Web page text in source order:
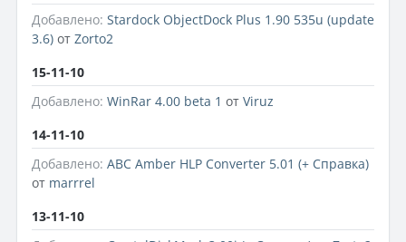
Добавлено: Stardock ObjectDock Plus 1.90 535u (update
3.6) от Zorto2
15-11-10
Добавлено: WinRar 4.00 beta 1 от Viruz
14-11-10
Добавлено: ABC Amber HLP Converter 5.01 (+ Справка)
от marrrel
13-11-10